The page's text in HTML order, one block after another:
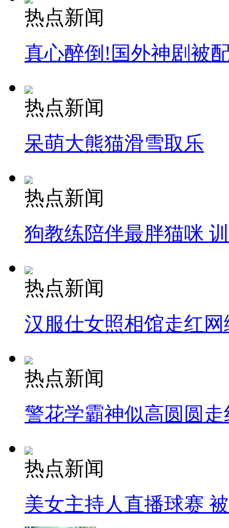
热点新闻
真心醉倒!国外神剧被
热点新闻
呆萌大熊猫滑雪取乐
热点新闻
狗教练陪伴最胖猫咪
热点新闻
汉服仕女照相馆走红网
热点新闻
警花学霸神似高圆圆走
热点新闻
美女主持人直播球赛